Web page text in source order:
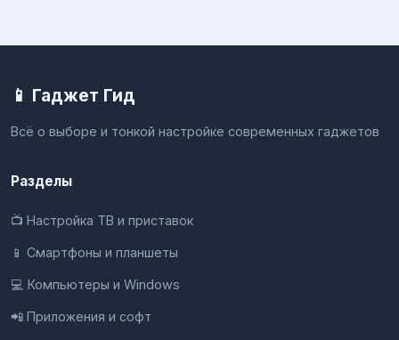
📱 Гаджет Гид
Всё о выборе и тонкой настройке современных гаджетов
Разделы
📺 Настройка ТВ и приставок
📱 Смартфоны и планшеты
💻 Компьютеры и Windows
📲 Приложения и софт